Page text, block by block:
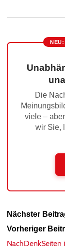
Die
viele –
wir Sie,
Nächster
Vorheriger
NachDenkSeiten